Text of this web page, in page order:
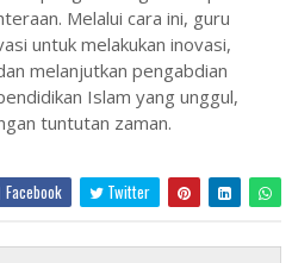
Melalui cara ini, guru
untuk melakukan inovasi,
melanjutkan pengabdian
Islam yang unggul,
tuntutan zaman.
Facebook Twitter